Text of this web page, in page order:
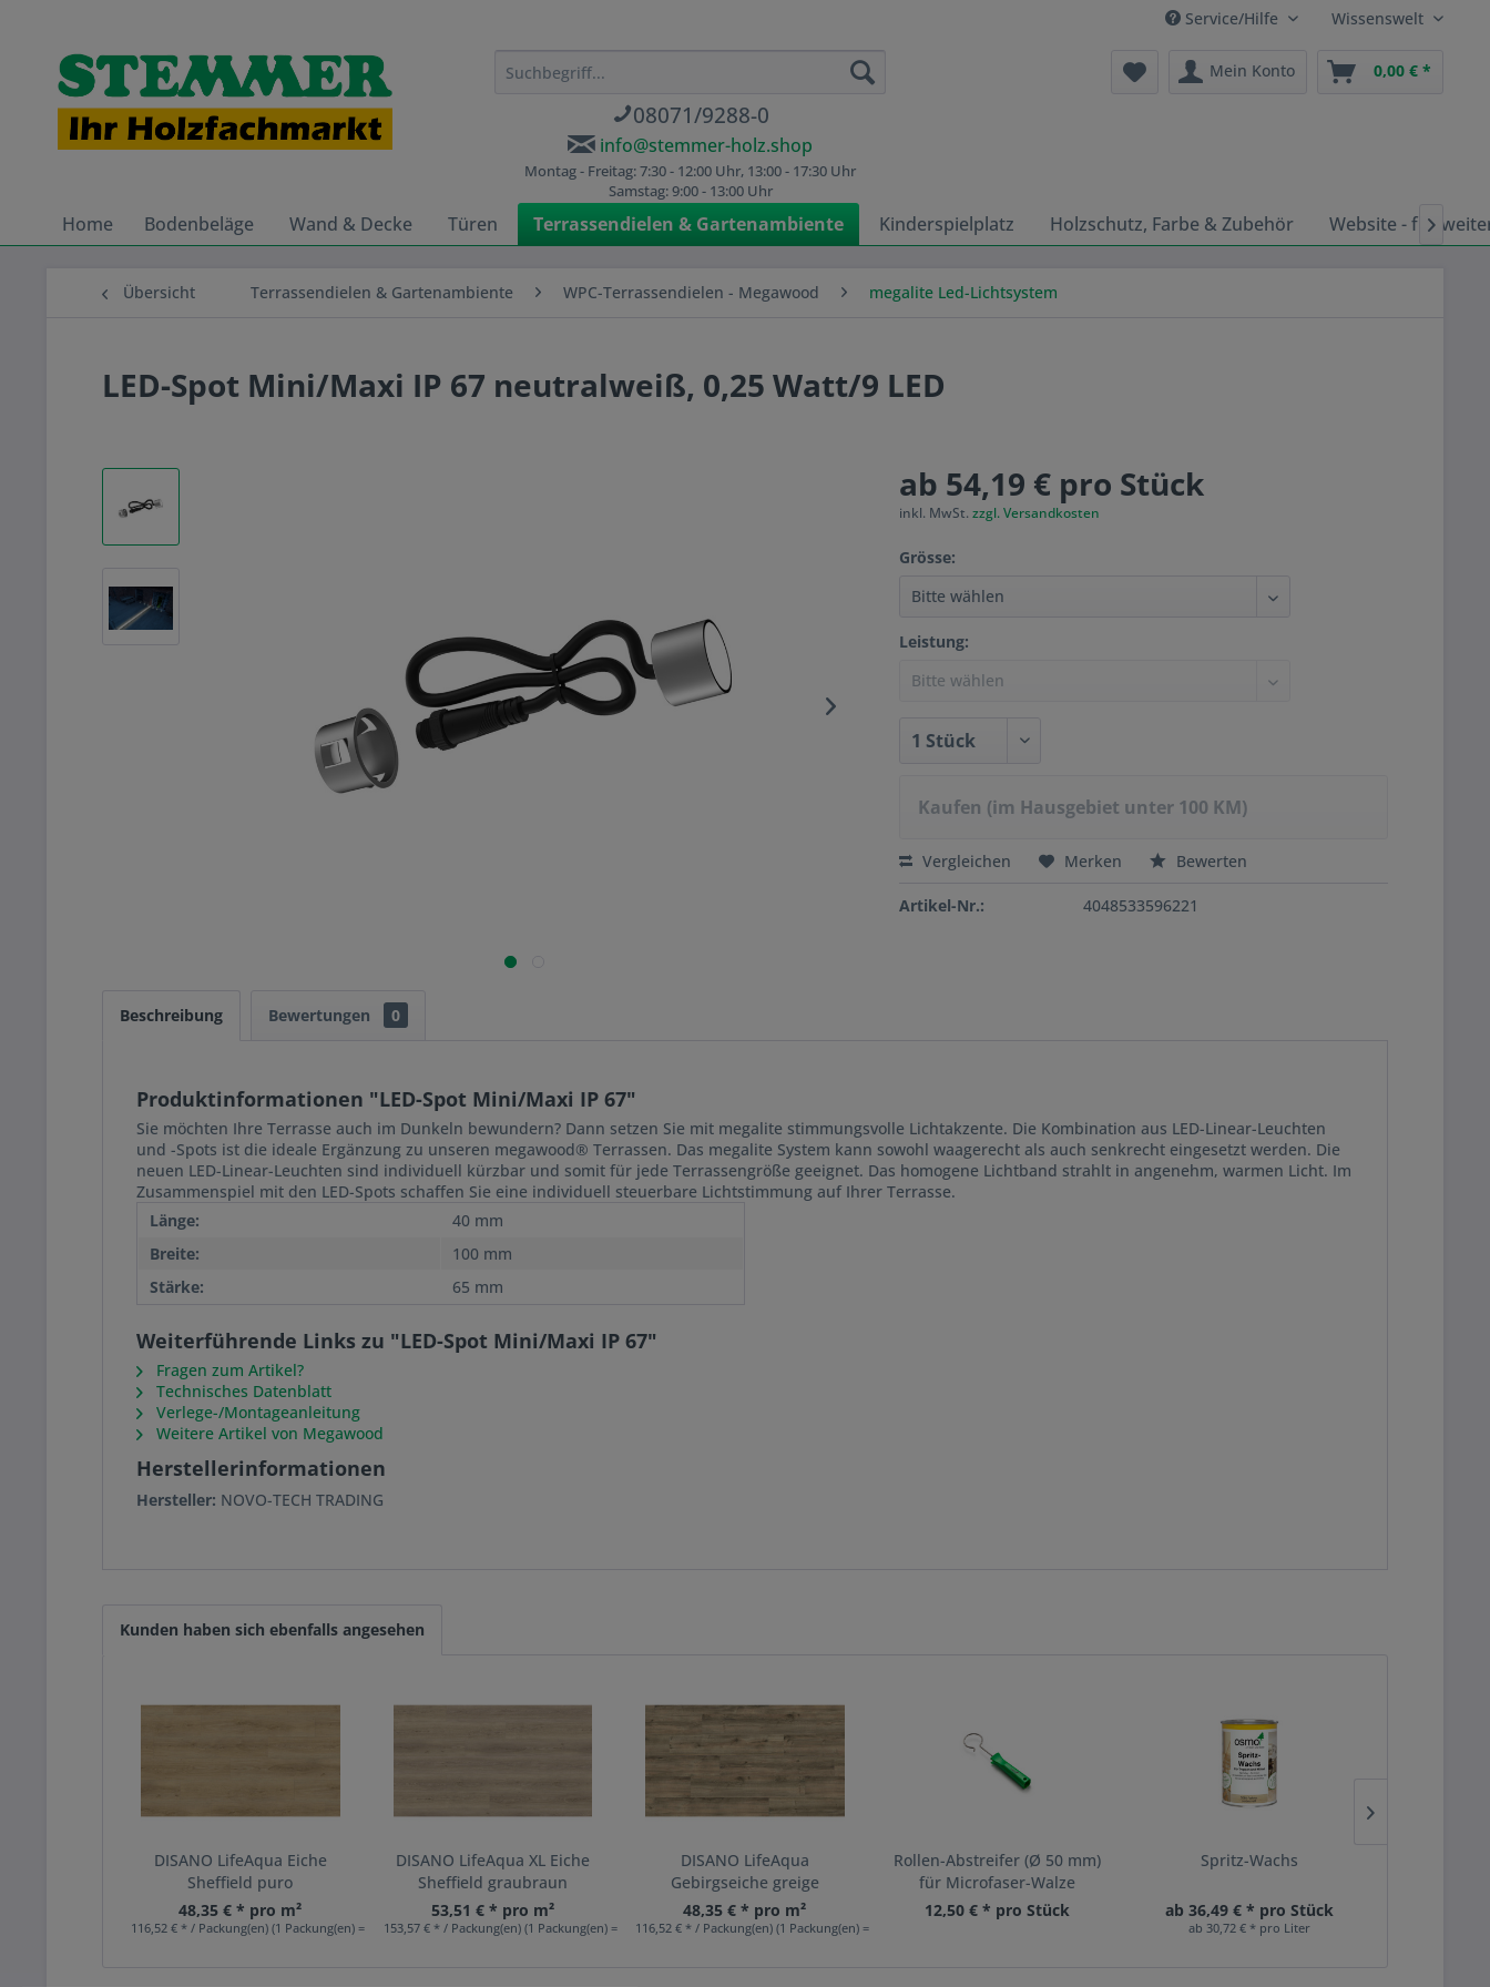
Service/Hilfe Wissenswelt
08071/9288-0
info@stemmer-holz.shop
Montag - Freitag: 7:30 - 12:00 Uhr, 13:00 - 17:30 Uhr
Samstag: 9:00 - 13:00 Uhr
Mein Konto 0,00 € *
Home Bodenbeläge Wand & Decke Türen Terrassendielen & Gartenambiente Kinderspielplatz Holzschutz, Farbe & Zubehör Website - für

Übersicht Terrassendielen & Gartenambiente WPC-Terrassendielen - Megawood megalite Led-Lichtsystem
LED-Spot Mini/Maxi IP 67 neutralweiß, 0,25 Watt/9 LED
ab 54,19 € pro Stück
inkl. MwSt.zzgl. Versandkosten
Grösse:
Leistung:
Kaufen (im Hausgebiet unter 100 KM)
Vergleichen Merken Bewerten
Artikel-Nr.: 4048533596221
Beschreibung Bewertungen 0
Produktinformationen "LED-Spot Mini/Maxi IP 67"
Sie möchten Ihre Terrasse auch im Dunkeln bewundern? Dann setzen Sie mit megalite stimmungsvolle Lichtakzente. Die Kombi­nation aus LED-Linear-Leuchten
und -Spots ist die ideale Ergänzung zu unseren megawood® Terrassen. Das megalite System kann sowohl waagerecht als auch senkrecht eingesetzt werden. Die
neuen LED-Linear-Leuchten sind individuell kürzbar und somit für jede Terrassengröße geeignet. Das homogene Lichtband strahlt in angenehm, warmen Licht. Im
Zusammenspiel mit den LED-Spots schaffen Sie eine individuell steuerbare Lichtstimmung auf Ihrer Terrasse.
Länge:
40 mm
Breite:
100 mm
Stärke:
65 mm
Weiterführende Links zu "LED-Spot Mini/Maxi IP 67"
Fragen zum Artikel?
Technisches Datenblatt
Verlege-/Montageanleitung
Weitere Artikel von Megawood
Herstellerinformationen
Hersteller: NOVO-TECH TRADING
Kunden haben sich ebenfalls angesehen
DISANO LifeAqua Eiche
Sheffield puro
48,35 € * pro m²
116,52 € * / Packung(en) (1 Packung(en) = 2,41 m²)
DISANO LifeAqua XL Eiche
Sheffield graubraun
53,51 € * pro m²
153,57 € * / Packung(en) (1 Packung(en) = 2,87 m²)
DISANO LifeAqua
Gebirgseiche greige
48,35 € * pro m²
116,52 € * / Packung(en) (1 Packung(en) = 2,41 m²)
Rollen-Abstreifer (Ø 50 mm)
für Microfaser-Walze
12,50 € * pro Stück
Spritz-Wachs
ab 36,49 € * pro Stück
ab 30,72 € * pro Liter